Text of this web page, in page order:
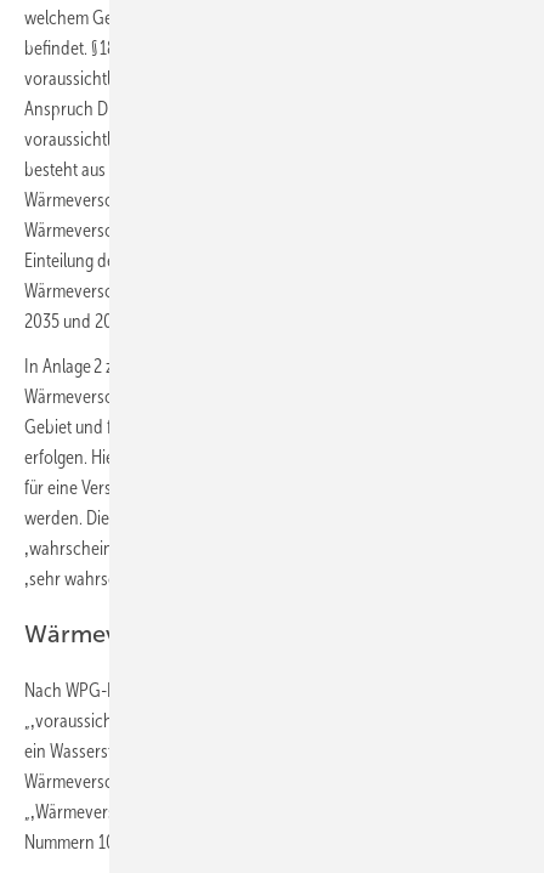
welchem Gebiet sich sein Grundstück nach der Wärmeplanung
befindet. § 18 WPG-E „Einteilung des beplanten Gebiets in
voraussichtliche Wärmeversorgungsgebiete“, sieht vor, dass ein
Anspruch Dritter auf Einteilung zu einem bestimmten
voraussichtlichen Wärmeversorgungsgebiet nicht besteht. Zugleich
besteht aus der Einteilung in ein voraussichtliches
Wärmeversorgungsgebiet keine Pflicht, eine bestimmte
Wärmeversorgungsart tatsächlich zu nutzen oder bereitzustellen. Die
Einteilung des beplanten Gebiets in voraussichtliche
Wärmeversorgungsgebiete muss für die Betrachtungszeitpunkte 2030,
2035 und 2040 erfolgen.
In Anlage 2 zum WPG-E ist vorgesehen: „Die Darstellung der
Wärmeversorgungsart für das Zieljahr soll für das gesamte beplante
Gebiet und für die voraussichtlichen Wärmeversorgungsgebiete
erfolgen. Hierbei soll die Eignung der einzelnen beplanten Teilgebiete
für eine Versorgung insbesondere als Wahrscheinlichkeit ausgedrückt
werden. Diese reicht von ‚sehr wahrscheinlich geeignet‘ über
‚wahrscheinlich geeignet‘ und ‚wahrscheinlich ungeeignet‘ bis zu
‚sehr wahrscheinlich ungeeignet‘“.
Wärmeversorgungsgebiete
Nach WPG-E § 3 Begriffsbestimmungen Nr. 8. ist ein
„‚voraussichtliches Wärmeversorgungsgebiet‘ ein Wärmenetzgebiet,
ein Wasserstoffnetzgebiet, ein Gebiet für die dezentrale
Wärmeversorgung oder ein Prüfgebiet“ und nach WPG-E § 3 Nr. 9. eine
„‚Wärmeversorgungsart‘ die einem beplanten Teilgebiet nach den
Nummern 10, 11 oder 12 zugrundeliegende Versorgung“.